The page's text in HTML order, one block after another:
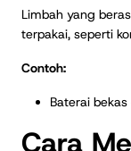
Limbah yang
terpakai, seperti
Contoh:
Baterai
Cara